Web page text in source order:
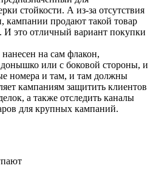
стойкости. А из-за отсутствия
кампании продают такой товар
И это отличный вариант покупки
на сам флакон,
или с боковой стороны, и
номера и там, и там должны
кампаниям защитить клиентов
а также отследить каналы
для крупных кампаний.